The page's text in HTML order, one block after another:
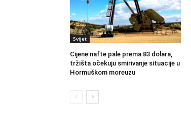
Svijet
Cijene nafte pale prema 83 dolara,
tržišta očekuju smirivanje situacije u
Hormuškom moreuzu